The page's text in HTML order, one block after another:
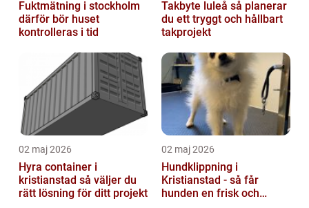
Fuktmätning i stockholm
därför bör huset
kontrolleras i tid
Takbyte luleå så planerar
du ett tryggt och hållbart
takprojekt
02 maj 2026
Hyra container i
kristianstad så väljer du
rätt lösning för ditt projekt
02 maj 2026
Hundklippning i
Kristianstad - så får
hunden en frisk och